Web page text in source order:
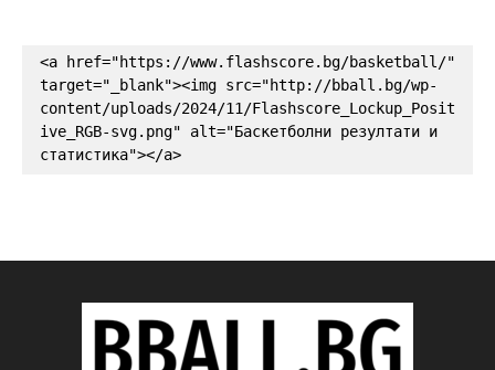
<a href="https://www.flashscore.bg/basketball/"
target="_blank"><img src="http://bball.bg/wp-
content/uploads/2024/11/Flashscore_Lockup_Posit
ive_RGB-svg.png" alt="Баскетболни резултати и
статистика"></a>